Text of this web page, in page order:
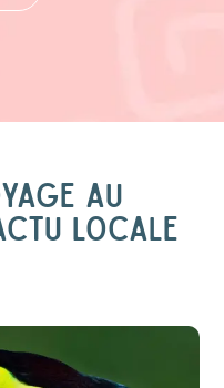
AU
LOCALE